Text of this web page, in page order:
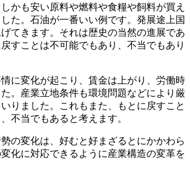
かも安い原料や燃料や食糧や飼料が買え
た。石油が一番いい例です。発展途上国
てきます。それは歴史の当然の進展であ
すことは不可能でもあり、不当でもあり
に変化が起こり、賃金は上がり、労働時
。産業立地条件も環境問題などにより厳
りました。これもまた、もとに戻すこと
不当でもあると考えます。
の変化は、好むと好まざるとにかかわら
化に対応できるように産業構造の変革を